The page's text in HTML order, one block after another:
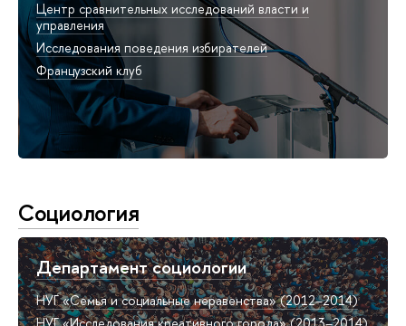
Центр сравнительных исследований власти и
управления
Исследования поведения избирателей
Французский клуб
Социология
Департамент социологии
НУГ «Семья и социальные неравенства» (2012–2014)